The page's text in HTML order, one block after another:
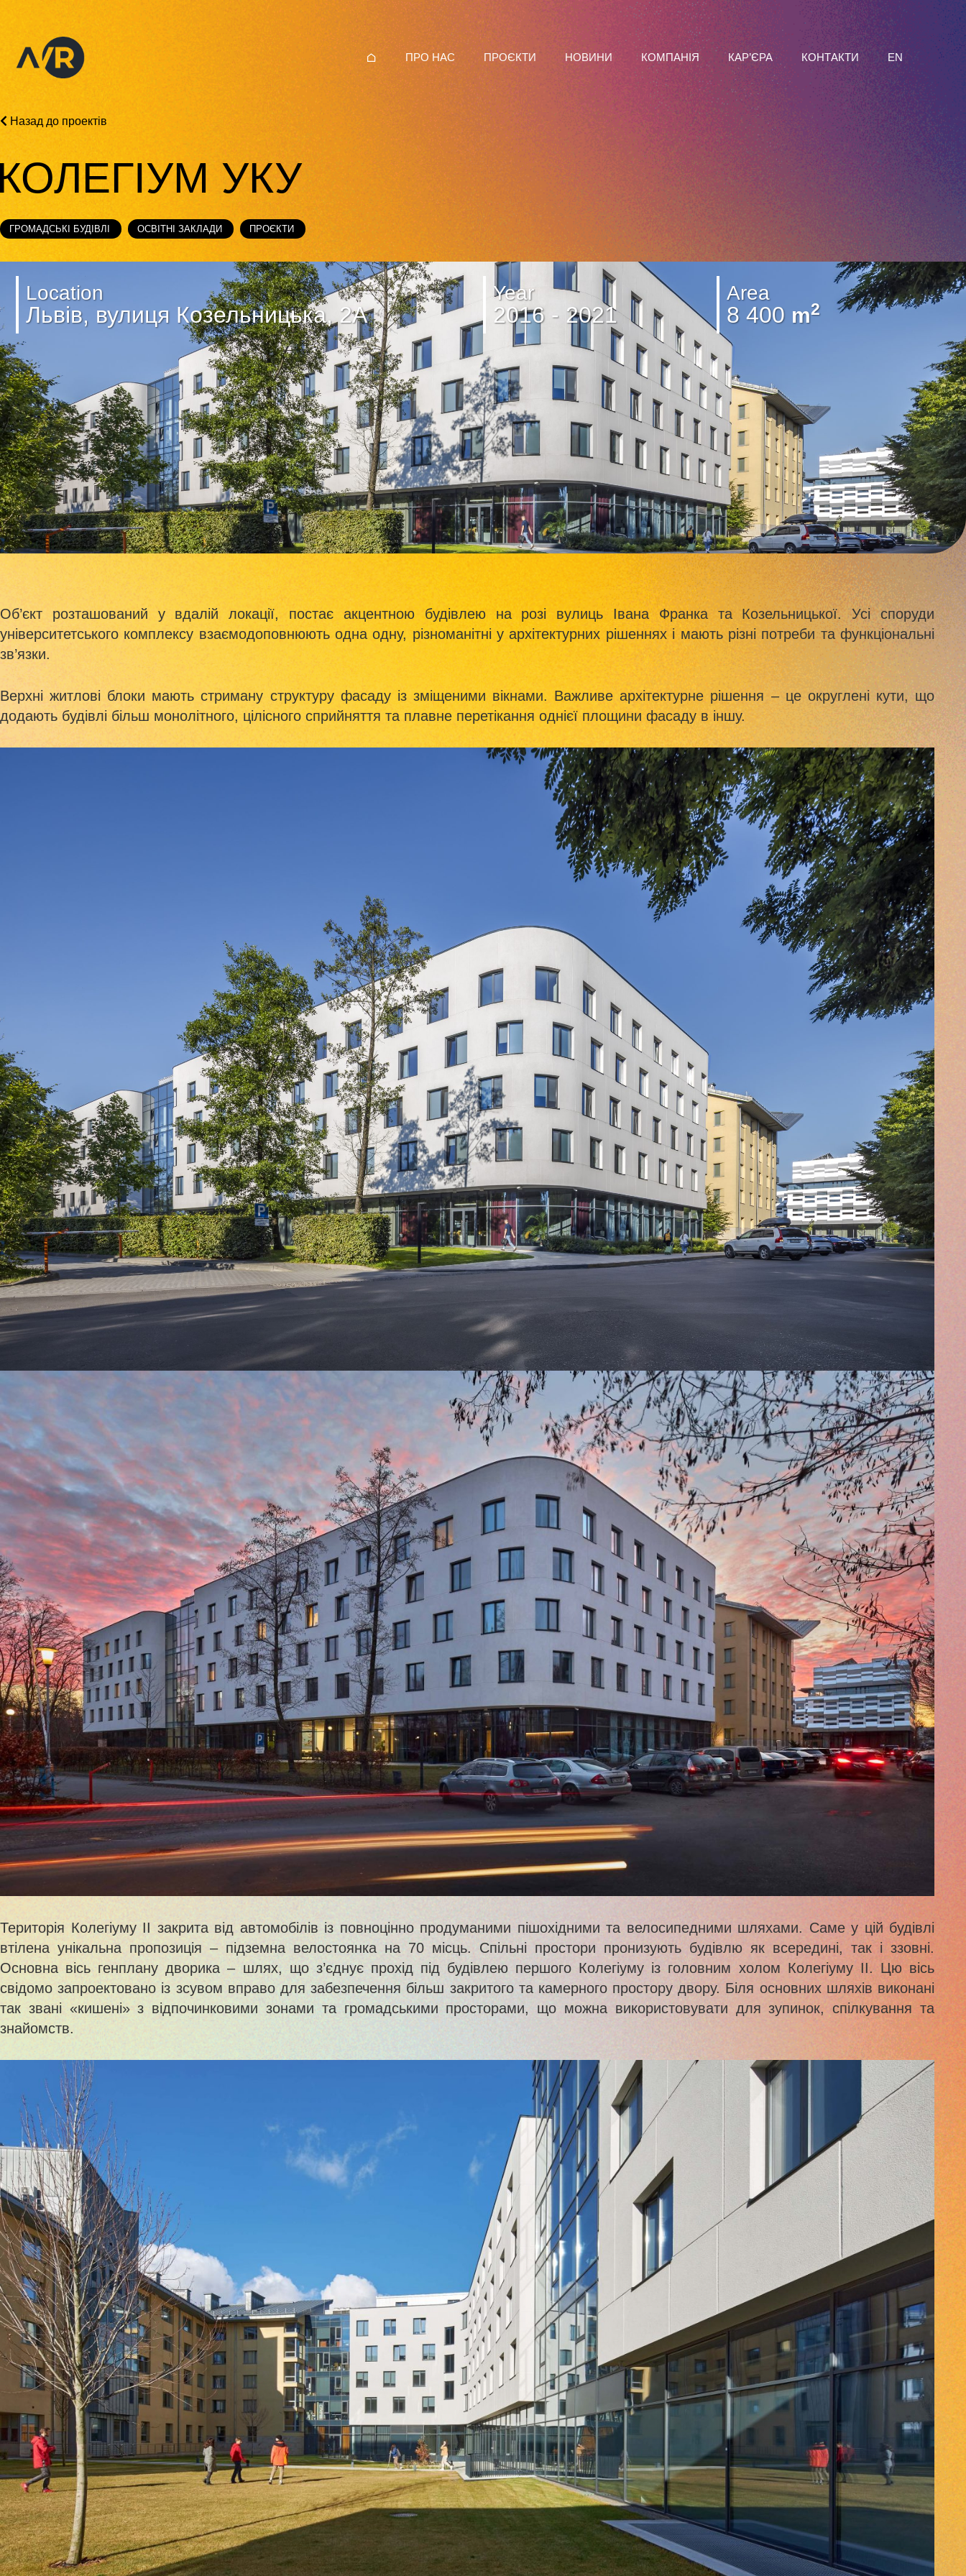
ПРО НАС ПРОЄКТИ НОВИНИ КОМПАНІЯ КАР’ЄРА КОНТАКТИ EN
Назад до проектів
УКУ
ГРОМАДСЬКІ БУДІВЛІ ОСВІТНІ ЗАКЛАДИ ПРОЄКТИ
Location
Львів, вулиця Козельницька, 2А
Year
2016 - 2021
Area
8 400 m2
Об’єкт розташований у вдалій локації, постає акцентною будівлею на розі вулиць Івана Франка та Козельницької. Усі споруди
університетського комплексу взаємодоповнюють одна одну, різноманітні у архітектурних рішеннях і мають різні потреби та функціональні
зв’язки.
Верхні житлові блоки мають стриману структуру фасаду із зміщеними вікнами. Важливе архітектурне рішення – це округлені кути, що
додають будівлі більш монолітного, цілісного сприйняття та плавне перетікання однієї площини фасаду в іншу.
Територія Колегіуму ІІ закрита від автомобілів із повноцінно продуманими пішохідними та велосипедними шляхами. Саме у цій будівлі
втілена унікальна пропозиція – підземна велостоянка на 70 місць. Спільні простори пронизують будівлю як всередині, так і ззовні.
Основна вісь генплану дворика – шлях, що з’єднує прохід під будівлею першого Колегіуму із головним холом Колегіуму ІІ. Цю вісь
свідомо запроектовано із зсувом вправо для забезпечення більш закритого та камерного простору двору. Біля основних шляхів виконані
так звані «кишені» з відпочинковими зонами та громадськими просторами, що можна використовувати для зупинок, спілкування та
знайомств.